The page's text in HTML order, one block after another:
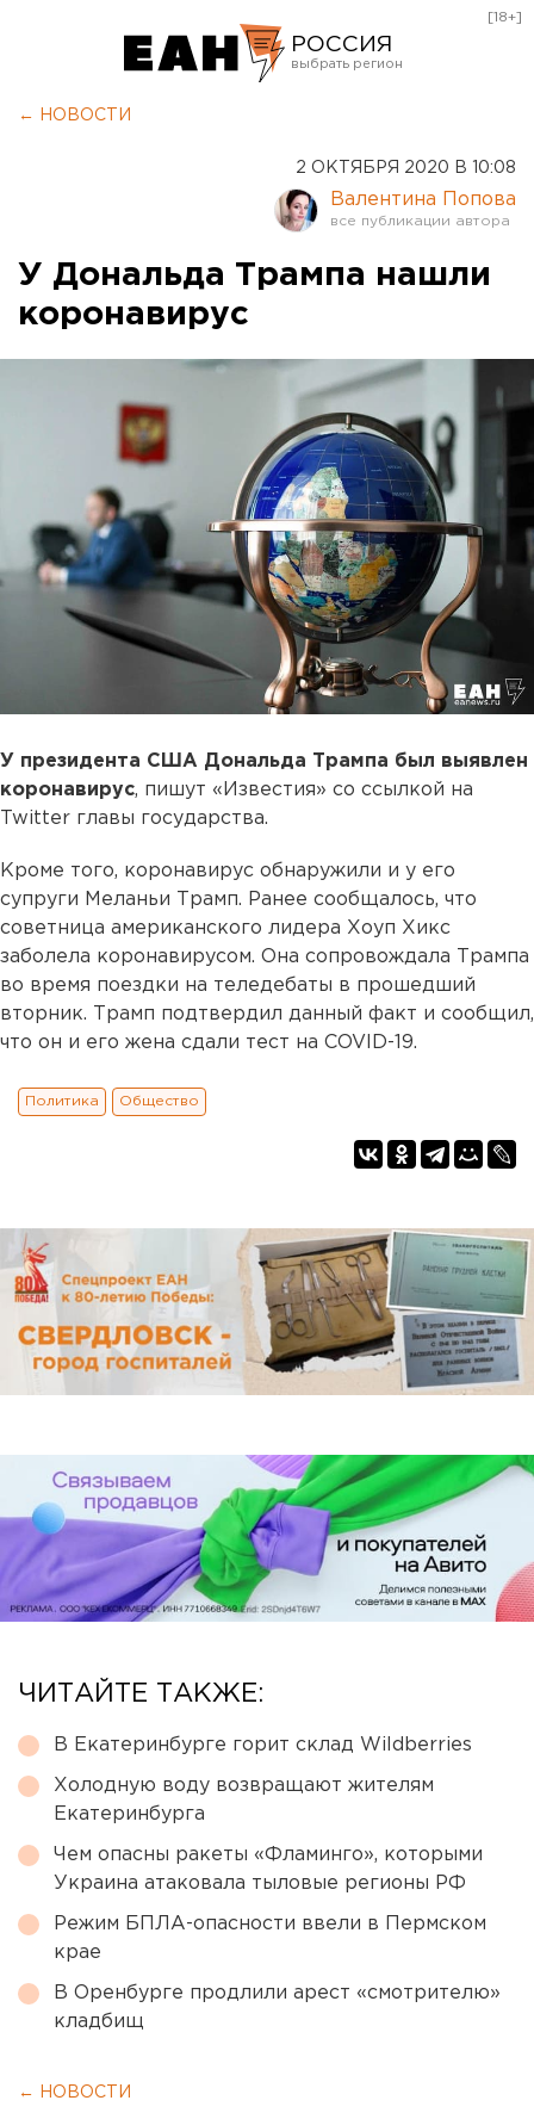
РОССИЯ
Курган
Оренбург
[18+]
← НОВОСТИ
2 ОКТЯБРЯ 2020 В 10:08
Валентина Попова
У Дональда Трампа нашли
коронавирус
У президента США Дональда Трампа был выявлен
коронавирус, пишут «Известия» со ссылкой на
Twitter главы государства.
Кроме того, коронавирус обнаружили и у его
супруги Меланьи Трамп. Ранее сообщалось, что
советница американского лидера Хоуп Хикс
заболела коронавирусом. Она сопровождала Трампа
во время поездки на теледебаты в прошедший
вторник. Трамп подтвердил данный факт и сообщил,
что он и его жена сдали тест на COVID-19.
Политика Общество
ЧИТАЙТЕ ТАКЖЕ:
В Екатеринбурге горит склад Wildberries
Холодную воду возвращают жителям
Екатеринбурга
Чем опасны ракеты «Фламинго», которыми
Украина атаковала тыловые регионы РФ
Режим БПЛА-опасности ввели в Пермском
крае
В Оренбурге продлили арест «смотрителю»
кладбищ
← НОВОСТИ